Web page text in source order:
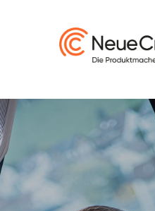
Über uns
Leistungen
Macher-Stories
Kontakt